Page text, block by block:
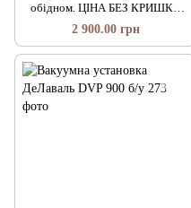
обідном. ЦІНА БЕЗ КРИШКИ
ТА ПРОКЛАДКИ!!
2 900.00 грн